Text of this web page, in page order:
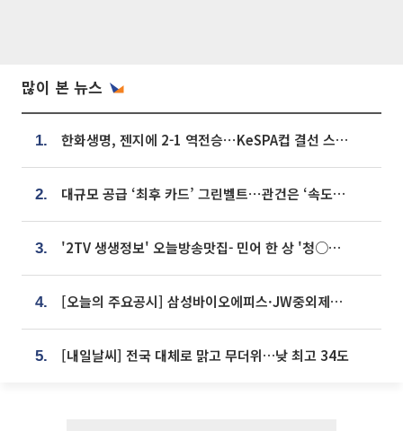
많이 본 뉴스
1. 한화생명, 젠지에 2-1 역전승⋯KeSPA컵 결선 스테이지 2 직행
2. 대규모 공급 ‘최후 카드’ 그린벨트⋯관건은 ‘속도’ [주택공급 승부수의 조건]
3. '2TV 생생정보' 오늘방송맛집- 민어 한 상 '청○○○' vs 전복 한 상 '명○'
4. [오늘의 주요공시] 삼성바이오에피스·JW중외제약·한미반도체·SK바이오사이언스 등
5. [내일날씨] 전국 대체로 맑고 무더위…낮 최고 34도